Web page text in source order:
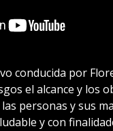
conducida por
el alcance y los
personas y sus
y con